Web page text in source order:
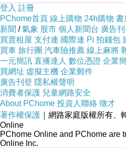
登入 註冊
PChome首頁 線上購物 24h購物 書
新聞 /氣象 股市 個人新聞台 廣告
買賣租屋 支付連 國際連 Pi 拍錢包
買車 旅行團 汽車險推薦 線上麻將
一元簡訊 直播達人 數位憑證 企業
買網址 虛擬主機 企業郵件
廣告刊登 隱私權聲明
消費者保護 兒童網路安全
About PChome 投資人聯絡 徵才
著作權保護 ｜網路家庭版權所有、
Online
PChome Online and PChome are
Online Inc.